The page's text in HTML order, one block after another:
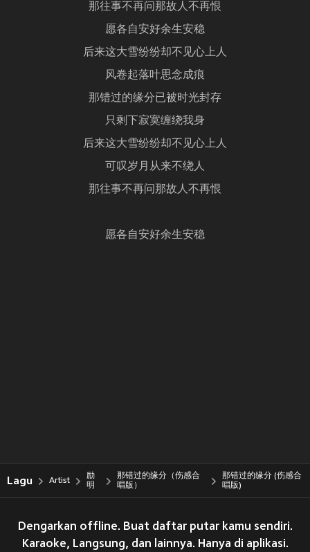
那往事不再问那故人不再恨
愿各自安好余生安稳
后来这大雪纷纷却不见心上人
风卷起落叶思念成痕
那错过的缘分已被时光封存
只剩下寂寞缠绕我身
后来这大雪纷纷却不见心上人
可叹岁月从来不绕人
那往事不再问那故人不再恨
愿各自安好余生安稳
Lagu Artist
励
明
那错过的缘分（伤感合
唱版）
那错过的缘分 (伤感合
唱版)
Dengarkan offline. Buat daftar putar kamu sendiri.
Karaoke, Langsung, dan lainnya. Hanya di aplikasi.